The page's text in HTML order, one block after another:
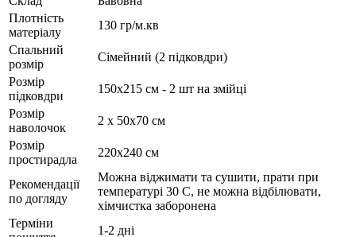
Плотність
матеріалу
130 гр/м.кв
Спальний
розмір
Сімейний (2 підковдри)
Розмір
підковдри
150х215 см - 2 шт на змійці
Розмір
наволочок
2 х 50х70 см
Розмір
простирадла
220х240 см
Рекомендації
по догляду
Можна віджимати та сушити, прати при
температурі 30 С, не можна відбілювати,
хімчистка заборонена
Терміни
1-2 дні